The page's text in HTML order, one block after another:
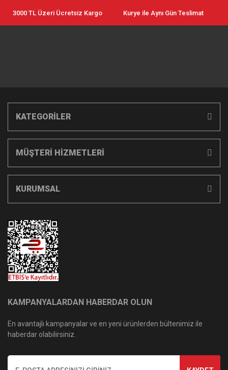
3000 TL Üzeri Ücretsiz Kargo Kurye ile Aynı Gün Teslimat
KATEGORİLER
MÜŞTERİ HİZMETLERİ
KURUMSAL
KAMPANYALARDAN HABERDAR OLUN
En avantajlı kampanyalar ve en yeni ürünlerden bültenimiz ile
haberdar olabilirsiniz.